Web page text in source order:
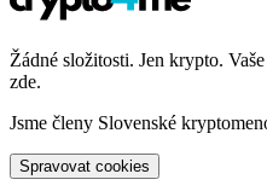
Žádné složitosti. Jen krypto.
zde.
Jsme členy Slovenské
Spravovat cookies